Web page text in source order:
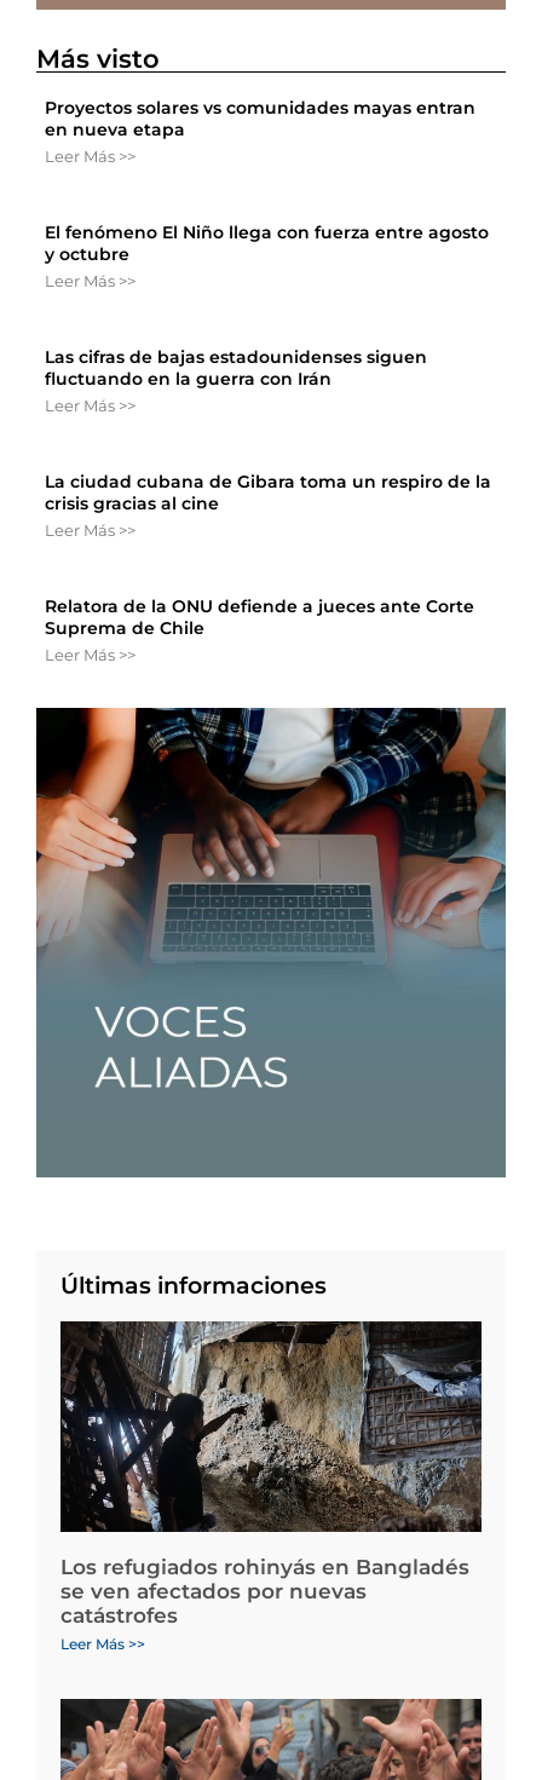
Más visto
Proyectos solares vs comunidades mayas entran
en nueva etapa
Leer Más >>
El fenómeno El Niño llega con fuerza entre agosto
y octubre
Leer Más >>
Las cifras de bajas estadounidenses siguen
fluctuando en la guerra con Irán
Leer Más >>
La ciudad cubana de Gibara toma un respiro de la
crisis gracias al cine
Leer Más >>
Relatora de la ONU defiende a jueces ante Corte
Suprema de Chile
Leer Más >>
Últimas informaciones
Los refugiados rohinyás en Bangladés
se ven afectados por nuevas
catástrofes
Leer Más >>